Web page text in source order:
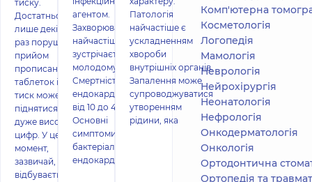
тиску.
Достатньо
лише декілька
раз порушити
прийом
прописаних
таблеток і
тиск може
піднятися до
дуже високих
цифр. У цей
момент,
зазвичай, і
відбувається
агентом.
Захворювання
найчастіше
зустрічається в
молодому віці.
Смертність від
ендокардиту –
від 10 до 40%.
Основні
симптоми
бактеріального
ендокардиту:
Патологія
найчастіше є
ускладненням
хвороби
внутрішніх органів.
Запалення може
супроводжуватися
утворенням
рідини, яка
Комп'ютерна
Косметологія
Логопедія
Мамологія
Неврологія
Нейрохірургія
Неонатологія
Нефрологія
Онкодерматологія
Онкологія
Ортодонтична
Ортопедія та